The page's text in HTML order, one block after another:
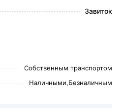
Завиток
Собственным транспортом
Наличными,Безналичным